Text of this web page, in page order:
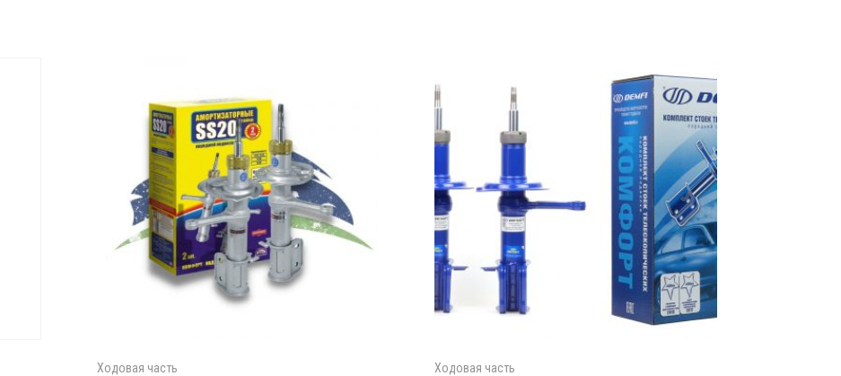
Ходовая часть Ходовая часть